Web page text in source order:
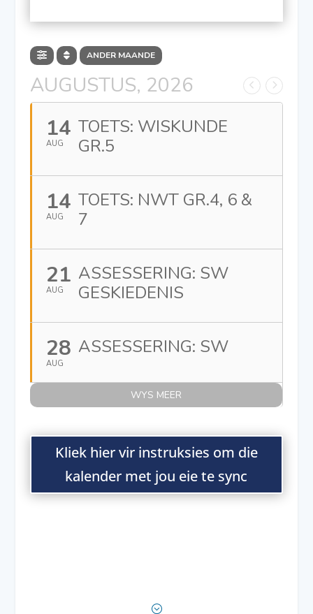
ANDER MAANDE
AUGUSTUS, 2026
14
AUG
TOETS: WISKUNDE
GR.5
14
AUG
TOETS: NWT GR.4, 6 &
7
21
AUG
ASSESSERING: SW
GESKIEDENIS
28
AUG
ASSESSERING: SW
WYS MEER
Kliek hier vir instruksies om die
kalender met jou eie te sync
;